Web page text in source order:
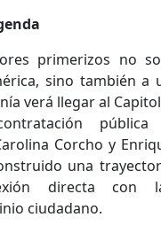
primerizos no
sino también a
verá llegar al
Corcho y
una
directa con
ciudadano.